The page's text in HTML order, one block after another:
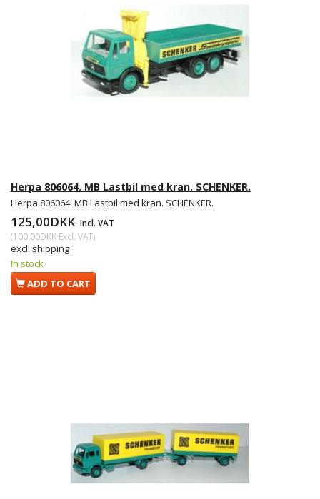
Herpa 806064. MB Lastbil med kran. SCHENKER.
Herpa 806064. MB Lastbil med kran. SCHENKER.
125,00DKK Incl. VAT
(100,00DKK Excl. VAT)
excl. shipping
In stock
ADD TO CART